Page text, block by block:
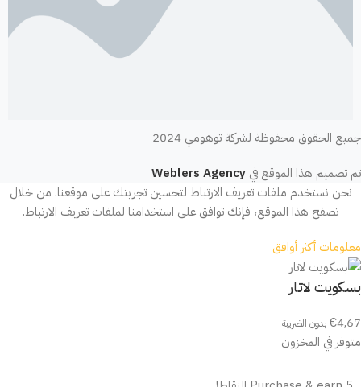
جميع الحقوق محفوظة لشركة توهومي 2024
تم تصميم هذا الموقع في Weblers Agency
نحن نستخدم ملفات تعريف الارتباط لتحسين تجربتك على موقعنا. من خلال
تصفح هذا الموقع، فإنك توافق على استخدامنا لملفات تعريف الارتباط.
معلومات أكثر أوافق
بسكويت لاتار
€4,67 بدون الضريبة
متوفر في المخزون